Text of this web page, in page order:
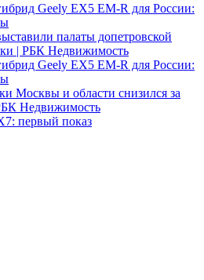
Geely EX5 EM-R для России:
палаты допетровской
| РБК Недвижимость
Geely EX5 EM-R для России:
Москвы и области снизился за
Недвижимость
первый показ